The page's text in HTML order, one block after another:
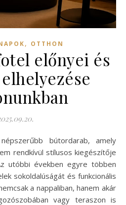
, OTTHON
előnyei és
rendkívül stílusos kiegészítője
utóbbi években egyre többen
sokoldalúságát és funkcionális
a nappaliban, hanem akár
vagy teraszon is